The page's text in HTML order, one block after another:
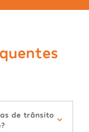
de trânsito